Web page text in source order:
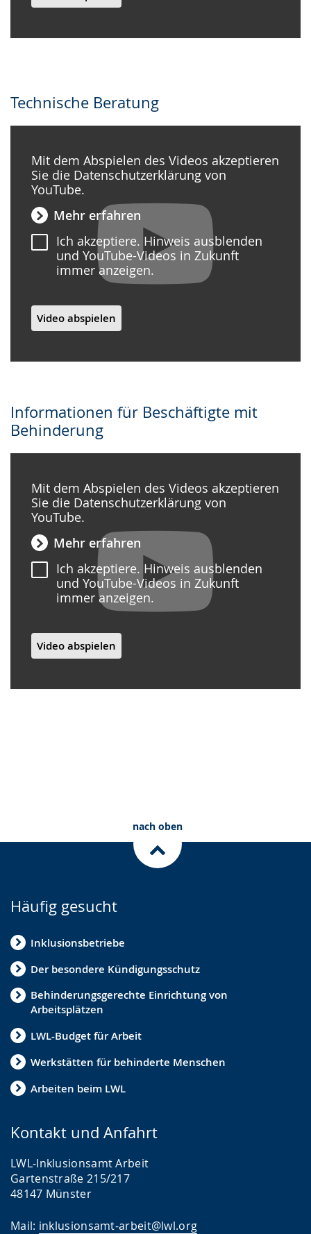
Technische Beratung
Mit dem Abspielen des Videos akzeptieren
Sie die Datenschutzerklärung von
YouTube.
Mehr erfahren
Ich akzeptiere. Hinweis ausblenden
und YouTube-Videos in Zukunft
immer anzeigen.
Video abspielen
Informationen für Beschäftigte mit
Behinderung
Mit dem Abspielen des Videos akzeptieren
Sie die Datenschutzerklärung von
YouTube.
Mehr erfahren
Ich akzeptiere. Hinweis ausblenden
und YouTube-Videos in Zukunft
immer anzeigen.
Video abspielen
nach oben
Häufig gesucht
Inklusionsbetriebe
Der besondere Kündigungsschutz
Behinderungsgerechte Einrichtung von
Arbeitsplätzen
LWL-Budget für Arbeit
Werkstätten für behinderte Menschen
Arbeiten beim LWL
Kontakt und Anfahrt
LWL-Inklusionsamt Arbeit
Gartenstraße 215/217
48147 Münster
Mail: inklusionsamt-arbeit@lwl.org